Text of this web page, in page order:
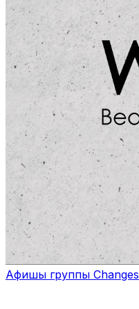
Афишы группы Changes